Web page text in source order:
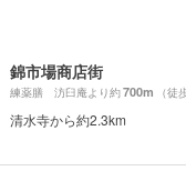
錦市場商店街
練薬膳 汸臼庵より約700m （徒
清水寺から約2.3km